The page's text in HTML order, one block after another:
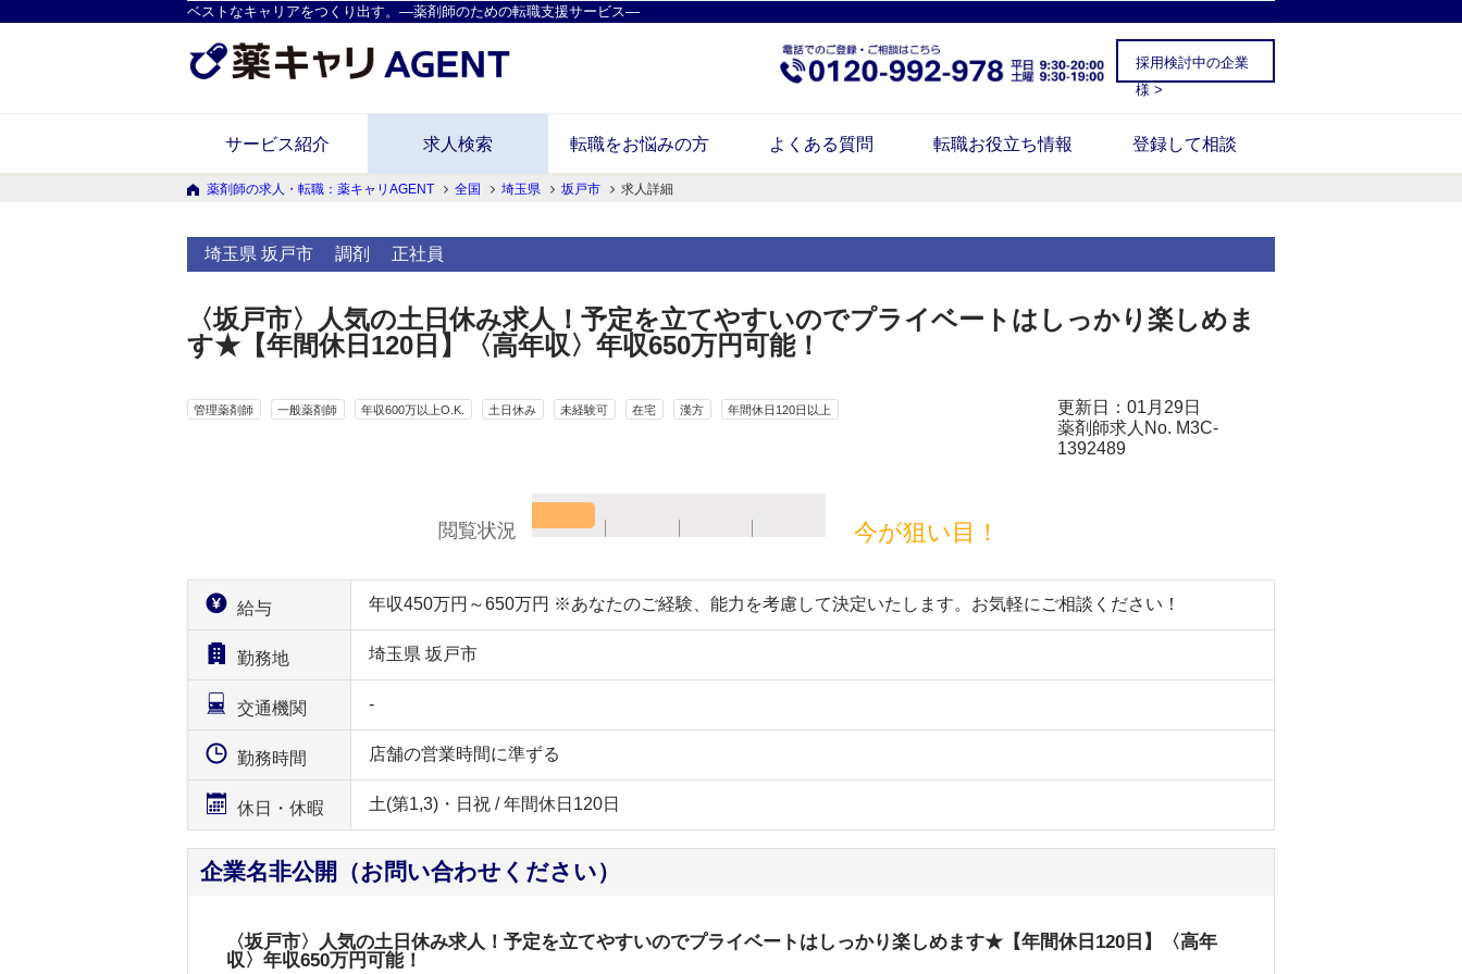
ベストなキャリアをつくり出す。―薬剤師のための転職支援サービス―
採用検討中の企業
様 >
サービス紹介 求人検索 転職をお悩みの方 よくある質問 転職お役立ち情報 登録して相談
薬剤師の求人・転職：薬キャリAGENT 全国 埼玉県 坂戸市 求人詳細
埼玉県 坂戸市 調剤 正社員
〈坂戸市〉人気の土日休み求人！予定を立てやすいのでプライベートはしっかり楽しめま
す★【年間休日120日】〈高年収〉年収650万円可能！
管理薬剤師 一般薬剤師 年収600万以上O.K. 土日休み 未経験可 在宅 漢方 年間休日120日以上
更新日：01月29日
薬剤師求人No. M3C-
1392489
閲覧状況 今が狙い目！
給与 年収450万円～650万円 ※あなたのご経験、能力を考慮して決定いたします。お気軽にご相談ください！
勤務地 埼玉県 坂戸市
交通機関 -
勤務時間 店舗の営業時間に準ずる
休日・休暇 土(第1,3)・日祝 / 年間休日120日
企業名非公開（お問い合わせください）
〈坂戸市〉人気の土日休み求人！予定を立てやすいのでプライベートはしっかり楽しめます★【年間休日120日】〈高年
収〉年収650万円可能！